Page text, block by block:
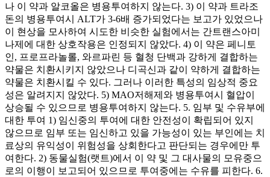
나 이 약과 알코올은 병용투여하지 않는다. 3) 이 약과 트라조
돈의 병용투여시 ALT가 3-6배 증가되었다는 보고가 있었으나
이 현상을 모사하여 시도한 비슷한 실험에서는 간트랜스아미
나제에 대한 상호작용은 인정되지 않았다. 4) 이 약은 페니토
인, 프로프라놀롤, 와르파린 등 혈청 단백과 강하게 결합하는
약물은 치환시키지 않았으나 디곡신과 같이 약하게 결합하는
약물은 치환시킬 수 있다. 그러나 이러한 특성의 임상적 중요
성은 알려지지 않았다. 5) MAO저해제와 병용투여시 혈압이
상승될 수 있으므로 병용투여하지 않는다. 5. 임부 및 수유부에
대한 투여 1) 임신중의 투여에 대한 안전성이 확립되어 있지
않으므로 임부 또는 임신하고 있을 가능성이 있는 부인에는 치
료상의 유익성이 위험성을 상회한다고 판단되는 경우에만 투
여한다. 2) 동물실험(랫트)에서 이 약 및 그 대사물의 모유중으
로의 이행이 보고되어 있으므로 투여중에는 수유를 피한다. 6.